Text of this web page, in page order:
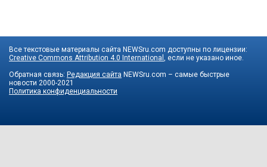
Все текстовые материалы сайта NEWSru.com доступны по лицензии:
Creative Commons Attribution 4.0 International , если не указано иное.
Обратная связь: Редакция сайта NEWSru.com – самые быстрые
новости 2000-2021
Политика конфиденциальности